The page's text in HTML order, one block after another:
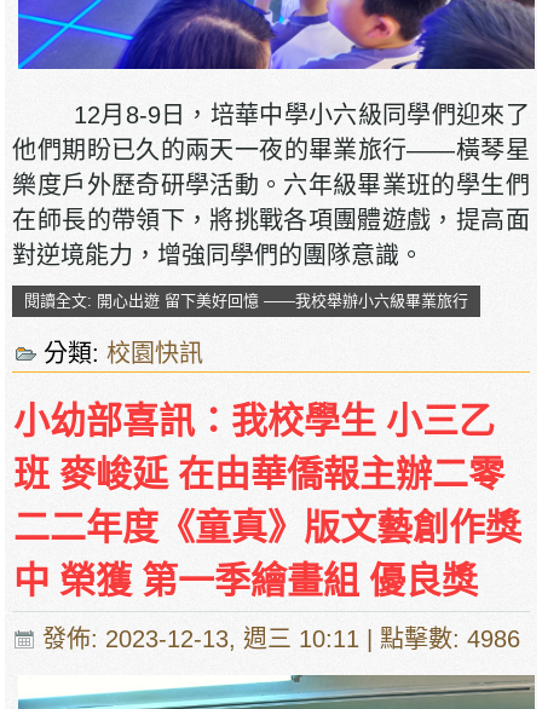
12月8-9日，培華中學小六級同學們迎來了
他們期盼已久的兩天一夜的畢業旅行——橫琴星
樂度戶外歷奇研學活動。六年級畢業班的學生們
在師長的帶領下，將挑戰各項團體遊戲，提高面
對逆境能力，增強同學們的團隊意識。
閱讀全文: 開心出遊 留下美好回憶 ——我校舉辦小六級畢業旅行
分類:校園快訊
小幼部喜訊：我校學生 小三乙
班 麥峻延 在由華僑報主辦二零
二二年度《童真》版文藝創作獎
中 榮獲 第一季繪畫組 優良獎
發佈: 2023-12-13, 週三 10:11 | 點擊數: 4986